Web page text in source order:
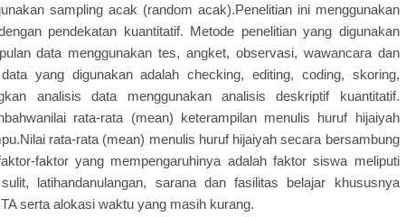
sampling acak (random acak).Penelitian ini menggunakan
pendekatan kuantitatif. Metode penelitian yang digunakan
data menggunakan tes, angket, observasi, wawancara dan
yang digunakan adalah checking, editing, coding, skoring,
analisis data menggunakan analisis deskriptif kuantitatif.
rata-rata (mean) keterampilan menulis huruf hijaiyah
rata-rata (mean) menulis huruf hijaiyah secara bersambung
faktor yang mempengaruhinya adalah faktor siswa meliputi
latihandanulangan, sarana dan fasilitas belajar khususnya
serta alokasi waktu yang masih kurang.